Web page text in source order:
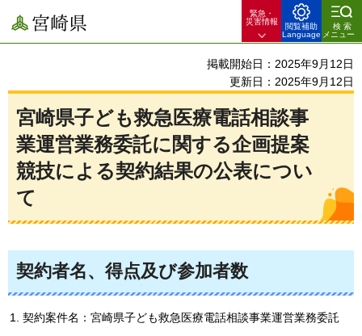
宮崎県
緊急・
災害情報
閲覧補助
Language
検索
メニュー
掲載開始日：2025年9月12日
更新日：2025年9月12日
宮崎県子ども救急医療電話相談事
業運営業務委託に関する企画提案
競技による契約結果の公表につい
て
契約者名、得点及び参加者数
契約案件名：宮崎県子ども救急医療電話相談事業運営業務委託